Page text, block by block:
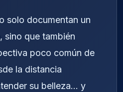
solo documentan un
sino que también
poco común de
la distancia
su belleza… y